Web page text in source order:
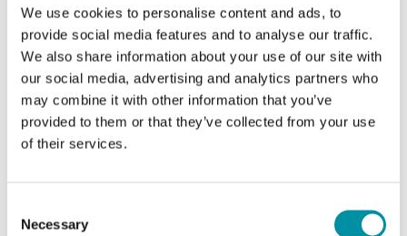
We use cookies to personalise content and ads, to
provide social media features and to analyse our traffic.
We also share information about your use of our site with
our social media, advertising and analytics partners who
may combine it with other information that you’ve
provided to them or that they’ve collected from your use
of their services.
Selection
Necessary
INDUSTRIETECHNIK
ESBE-VLC325
Adattatori per utilizzare gli attuatori Industrietechnik con valvole di altri